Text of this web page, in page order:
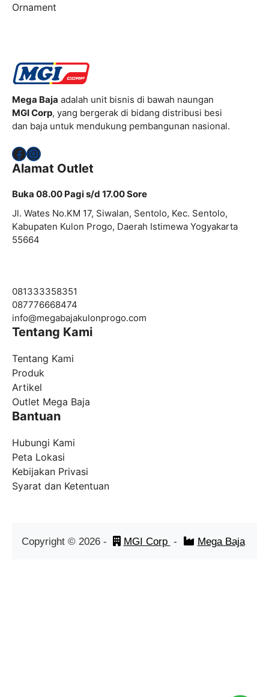
Ornament
Mega Baja adalah unit bisnis di bawah naungan
MGI Corp, yang bergerak di bidang distribusi besi
dan baja untuk mendukung pembangunan nasional.
Facebook
Instagram
Alamat Outlet
Buka 08.00 Pagi s/d 17.00 Sore
Jl. Wates No.KM 17, Siwalan, Sentolo, Kec. Sentolo,
Kabupaten Kulon Progo, Daerah Istimewa Yogyakarta
55664
081333358351
087776668474
info@megabajakulonprogo.com
Tentang Kami
Tentang Kami
Produk
Artikel
Outlet Mega Baja
Bantuan
Hubungi Kami
Peta Lokasi
Kebijakan Privasi
Syarat dan Ketentuan
Copyright © 2026- MGI Corp - Mega Baja